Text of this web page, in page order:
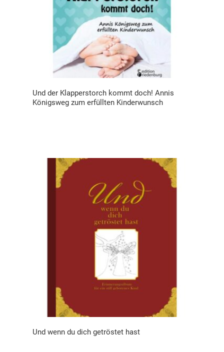
Und der Klapperstorch kommt doch! Annis
Königsweg zum erfüllten Kinderwunsch
Und wenn du dich getröstet hast